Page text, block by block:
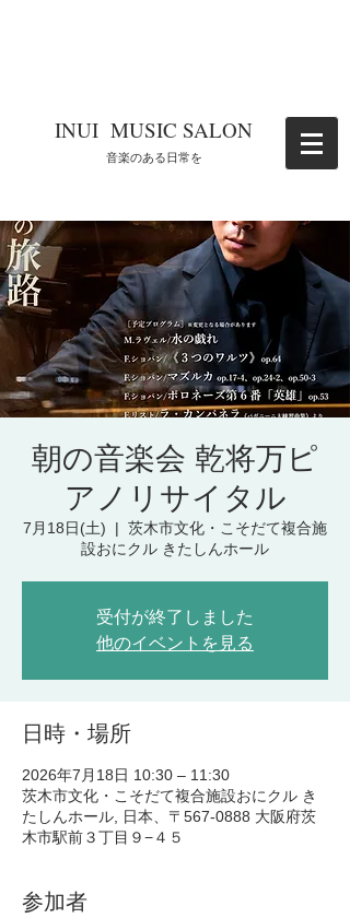
​INUI MUSIC SALON
​音楽のある日常を
朝の音楽会 乾将万ピ
アノリサイタル
7月18日(土)
  |
茨木市文化・こそだて複合施
設おにクル きたしんホール
受付が終了しました
他のイベントを見る
日時・場所
2026年7月18日 10:30 – 11:30
茨木市文化・こそだて複合施設おにクル き
たしんホール, 日本、〒567-0888 大阪府茨
木市駅前３丁目９−４５
参加者